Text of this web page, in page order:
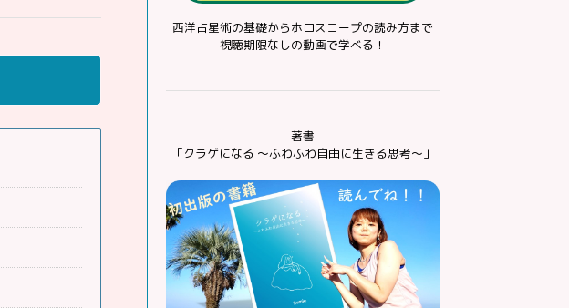
西洋占星術の基礎からホロスコープの読み方まで
視聴期限なしの動画で学べる！
著書
「クラゲになる ～ふわふわ自由に生きる思考～」